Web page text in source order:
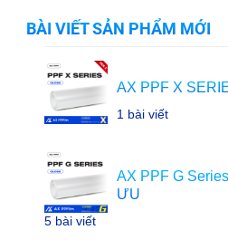
BÀI VIẾT SẢN PHẨM MỚI
AX PPF X
1 bài viết
AX PPF G
ƯU
5 bài viết